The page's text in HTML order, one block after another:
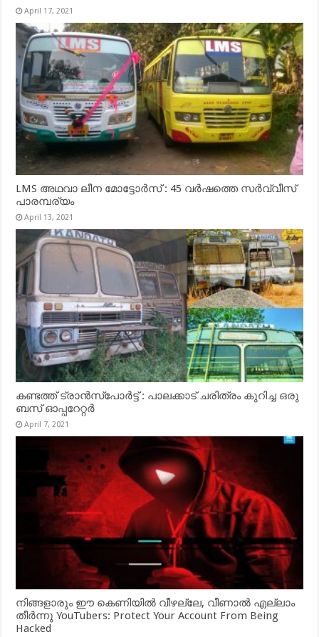
April 17, 2021
LMS അഥവാ ലീന മോട്ടോർസ് : 45 വർഷത്തെ സർവ്വീസ്
പാരമ്പര്യം
April 13, 2021
കണ്ടത്ത് ട്രാൻസ്‌പോർട്ട് : പാലക്കാട് ചരിത്രം കുറിച്ച ഒരു
ബസ് ഓപ്പറേറ്റർ
April 7, 2021
നിങ്ങളാരും ഈ കെണിയിൽ വീഴല്ലേ, വീണാൽ എല്ലാം
തീർന്നു YouTubers: Protect Your Account From Being
Hacked